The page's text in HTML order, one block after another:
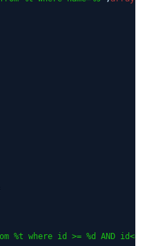
%t where id >= %d AND